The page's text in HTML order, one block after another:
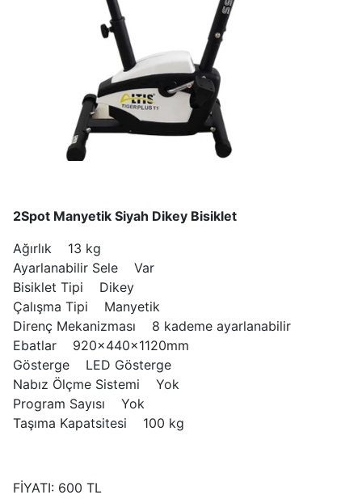
2Spot Manyetik Siyah Dikey Bisiklet
Ağırlık 13 kg
Ayarlanabilir Sele Var
Bisiklet Tipi Dikey
Çalışma Tipi Manyetik
Direnç Mekanizması 8 kademe ayarlanabilir
Ebatlar 920x440x1120mm
Gösterge LED Gösterge
Nabız Ölçme Sistemi Yok
Program Sayısı Yok
Taşıma Kapatsitesi 100 kg
FİYATI: 600 TL